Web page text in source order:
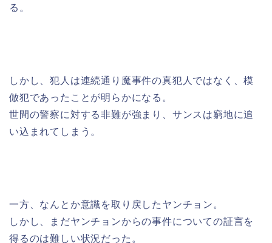
る。
しかし、犯人は連続通り魔事件の真犯人ではなく、模
倣犯であったことが明らかになる。
世間の警察に対する非難が強まり、サンスは窮地に追
い込まれてしまう。
一方、なんとか意識を取り戻したヤンチョン。
しかし、まだヤンチョンからの事件についての証言を
得るのは難しい状況だった。